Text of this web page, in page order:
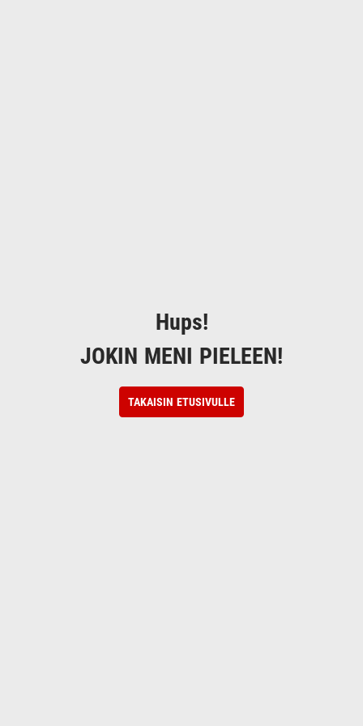
Hups!
JOKIN MENI PIELEEN!
TAKAISIN ETUSIVULLE